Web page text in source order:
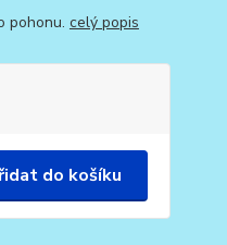
pohonu. celý popis
do košíku